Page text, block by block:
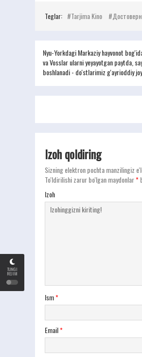
TUNGI
REJIM
Teglar: Tarjima Kino
Nyu-Yorkdagi Markaziy hayvonot
va Vosslar ularni yeyayotgan paytda,
boshlanadi - do'stlarimiz g'ayrioddiy
Izoh qoldiring
Sizning elektron pochta manzilingiz
To'ldirilishi zarur bo'lgan maydonlar*
Izoh
Ism*
Email*